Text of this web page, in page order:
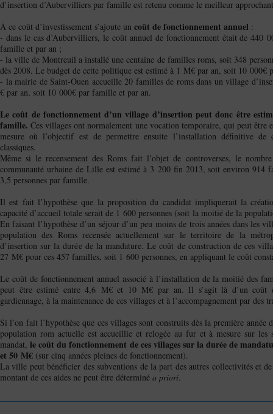
d’insertion d’Aubervilliers par famille est retenu comme le meilleur
À ce coût d’investissement s’ajoute un coût de fonctionnement annuel :
- dans le cas d’Aubervilliers, le coût annuel de fonctionnement était de 440
famille et par an ;
- la ville de Montreuil a installé une centaine de familles roms, soit 348
dès 2008. Le budget de cette politique est estimé à 1 M€ par an, soit 10 000€
- la mairie de Saint-Ouen accueille 20 familles de roms dans un village
€ par an, soit 10 000€ par famille et par an.
Le coût de fonctionnement d’un village d’insertion peut donc être
famille. Ces villages ont normalement une vocation temporaire, qui peut être
mesure où l’objectif est de permettre ensuite l’installation définitive de
classiques.
Même si le recensement des Roms fait l’objet de controverses, le
communauté urbaine de Lille est estimé à 3 200 fin 2013, soit environ 914
3,5 personnes par famille.
Il est fait l’hypothèse que la proposition du candidat impliquerait la
capacité d’accueil totale serait de 1 600 personnes (soit la moitié de la
En faisant l’hypothèse d’un séjour d’un peu moins de trois années dans les
population des Roms recensée actuellement sur le territoire de la
d’insertion sur la durée de la mandature. Le coût de construction de ces
27 M€ pour ces 457 familles, soit 1 600 personnes, en appliquant le coût
Le coût de fonctionnement annuel associé à l’installation de la moitié des
peut être estimé entre 4,6 M€ et 10 M€ par an. Il s’agit là d’un coût
gardiennage, à la maintenance de ces villages et à l’accompagnement par des
Si l’on fait l’hypothèse que ces villages sont construits dès la première année
population rom actuelle est accueillie et relogée au fur et à mesure sur les
mandat,le coût du fonctionnement de ces villages sur la durée de
et 50 M€ (sur cinq années pleines de fonctionnement).
La ville peut bénéficier des subventions de la part des autres collectivités et
montant de ces aides ne peut être déterminé a priori.